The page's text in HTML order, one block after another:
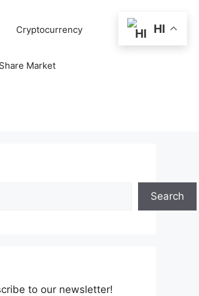
Cryptocurrency
Share Market
Search
to our newsletter!
HI